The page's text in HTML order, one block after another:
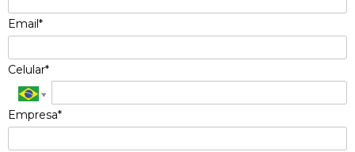
Email*
Celular*
Empresa*